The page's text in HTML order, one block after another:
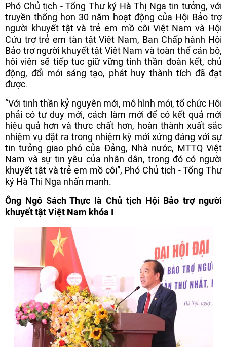
Phó Chủ tịch - Tổng Thư ký Hà Thị Nga tin tưởng, với
truyền thống hơn 30 năm hoạt động của Hội Bảo trợ
người khuyết tật và trẻ em mồ côi Việt Nam và Hội
Cứu trợ trẻ em tàn tật Việt Nam, Ban Chấp hành Hội
Bảo trợ người khuyết tật Việt Nam và toàn thể cán bộ,
hội viên sẽ tiếp tục giữ vững tinh thần đoàn kết, chủ
động, đổi mới sáng tạo, phát huy thành tích đã đạt
được.
“Với tinh thần kỷ nguyên mới, mô hình mới, tổ chức Hội
phải có tư duy mới, cách làm mới để có kết quả mới
hiệu quả hơn và thực chất hơn, hoàn thành xuất sắc
nhiệm vụ đặt ra trong nhiệm kỳ mới xứng đáng với sự
tin tưởng giao phó của Đảng, Nhà nước, MTTQ Việt
Nam và sự tin yêu của nhân dân, trong đó có người
khuyết tật và trẻ em mồ côi”, Phó Chủ tịch - Tổng Thư
ký Hà Thị Nga nhấn mạnh.
Ông Ngô Sách Thực là Chủ tịch Hội Bảo trợ người
khuyết tật Việt Nam khóa I